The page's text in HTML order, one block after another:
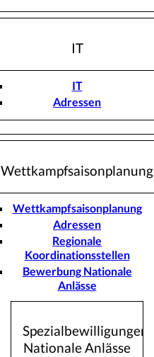
IT
IT
Adressen
Wettkampfsaisonplanung
Wettkampfsaisonplanung
Adressen
Regionale
Koordinationsstellen
Bewerbung Nationale
Anlässe
Spezialbewilligungen
Nationale Anlässe